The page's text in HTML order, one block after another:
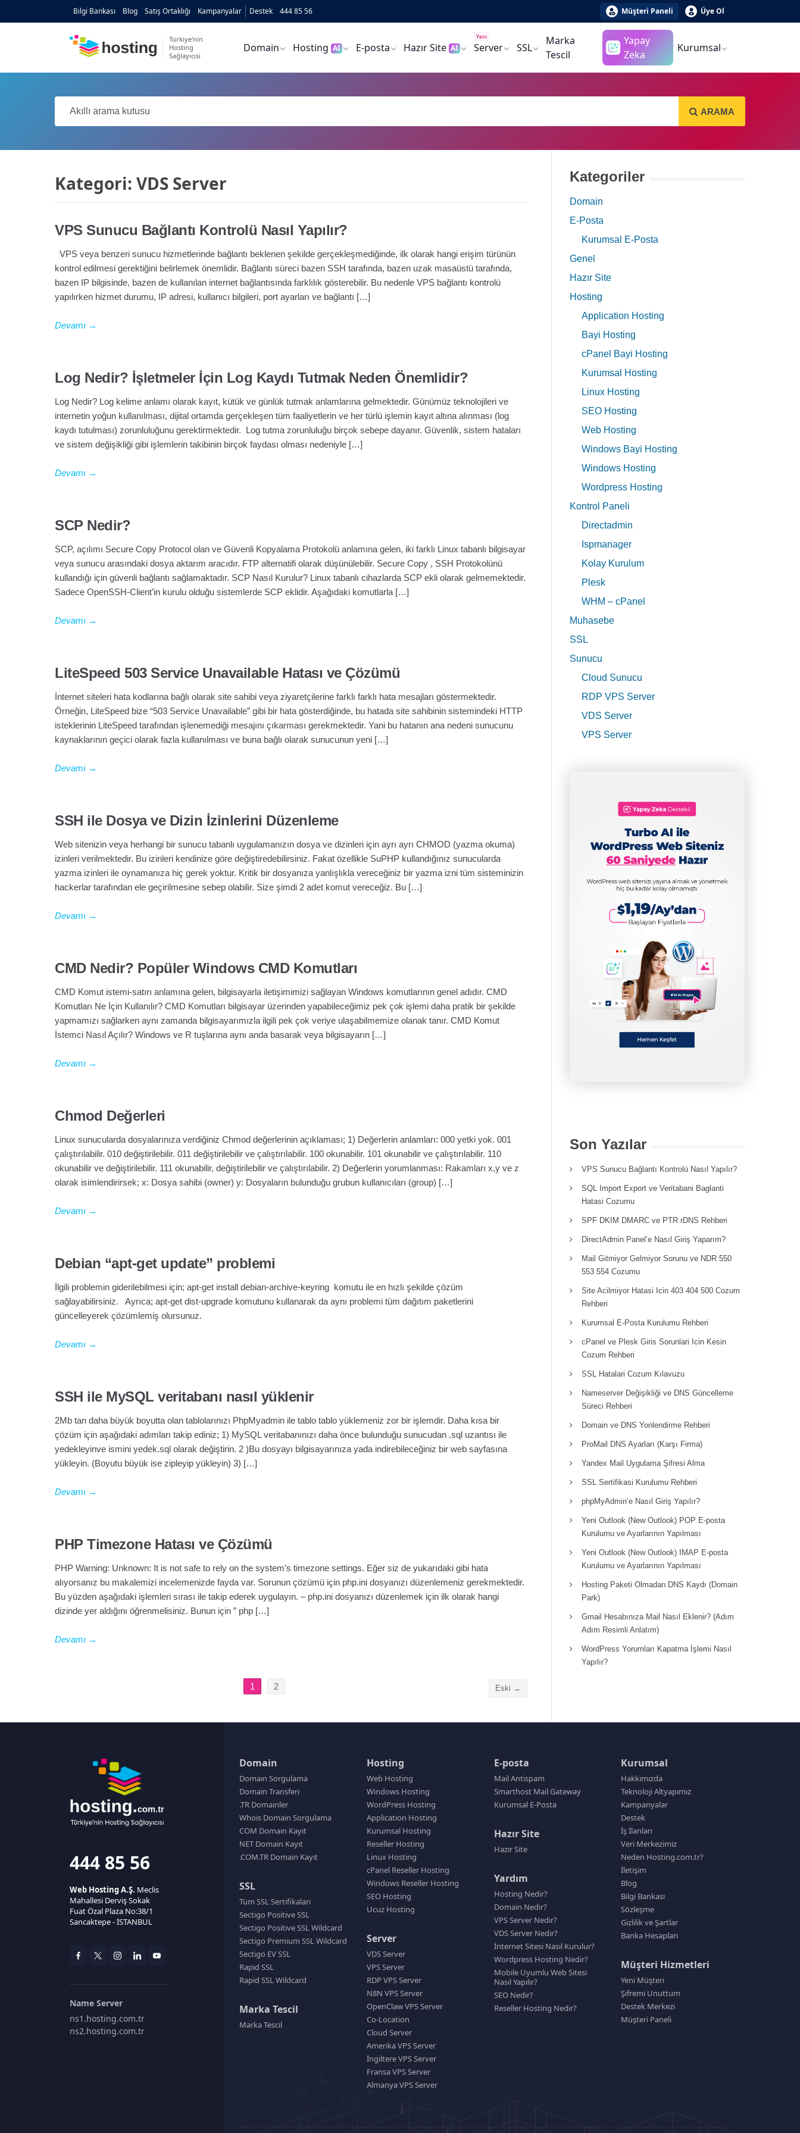
Bilgi Bankası Blog Satış Ortaklığı Kampanyalar Destek 444 85 56 Müşteri Paneli Üye Ol
Türkiye'nin
Hosting
Sağlayıcısı
Domain Hosting AI E-posta Hazır Site AI
Yeni
Server SSL
Marka
Tescil
Yapay
Zeka
Kurumsal
Domain
Hazır Site
Marka Tescil
Yapay Zeka
Kurumsal
Müşteri Giriş
Yeni Kayıt
ARAMA
Kategori: VDS Server
VPS Sunucu Bağlantı Kontrolü Nasıl Yapılır?
VPS veya benzeri sunucu hizmetlerinde bağlantı beklenen şekilde gerçekleşmediğinde, ilk olarak hangi erişim türünün
kontrol edilmesi gerektiğini belirlemek önemlidir. Bağlantı süreci bazen SSH tarafında, bazen uzak masaüstü tarafında,
bazen IP bilgisinde, bazen de kullanılan internet bağlantısında farklılık gösterebilir. Bu nedenle VPS bağlantı kontrolü
yapılırken hizmet durumu, IP adresi, kullanıcı bilgileri, port ayarları ve bağlantı […]
Devamı →
Log Nedir? İşletmeler İçin Log Kaydı Tutmak Neden Önemlidir?
Log Nedir? Log kelime anlamı olarak kayıt, kütük ve günlük tutmak anlamlarına gelmektedir. Günümüz teknolojileri ve
internetin yoğun kullanılması, dijital ortamda gerçekleşen tüm faaliyetlerin ve her türlü işlemin kayıt altına alınması (log
kaydı tutulması) zorunluluğunu gerektirmektedir. Log tutma zorunluluğu birçok sebepe dayanır. Güvenlik, sistem hataları
ve sistem değişikliği gibi işlemlerin takibinin birçok faydası olması nedeniyle […]
Devamı →
SCP Nedir?
SCP, açılımı Secure Copy Protocol olan ve Güvenli Kopyalama Protokolü anlamına gelen, iki farklı Linux tabanlı bilgisayar
veya sunucu arasındaki dosya aktarım aracıdır. FTP alternatifi olarak düşünülebilir. Secure Copy , SSH Protokolünü
kullandığı için güvenli bağlantı sağlamaktadır. SCP Nasıl Kurulur? Linux tabanlı cihazlarda SCP ekli olarak gelmemektedir.
Sadece OpenSSH-Client’in kurulu olduğu sistemlerde SCP eklidir. Aşağıdaki komutlarla […]
Devamı →
LiteSpeed 503 Service Unavailable Hatası ve Çözümü
İnternet siteleri hata kodlarına bağlı olarak site sahibi veya ziyaretçilerine farklı farklı hata mesajları göstermektedir.
Örneğin, LiteSpeed bize “503 Service Unavailable” gibi bir hata gösterdiğinde, bu hatada site sahibinin sistemindeki HTTP
isteklerinin LiteSpeed tarafından işlenemediği mesajını çıkarması gerekmektedir. Yani bu hatanın ana nedeni sunucunu
kaynaklarının geçici olarak fazla kullanılması ve buna bağlı olarak sunucunun yeni […]
Devamı →
SSH ile Dosya ve Dizin İzinlerini Düzenleme
Web sitenizin veya herhangi bir sunucu tabanlı uygulamanızın dosya ve dizinleri için ayrı ayrı CHMOD (yazma okuma)
izinleri verilmektedir. Bu izinleri kendinize göre değiştiredebilirsiniz. Fakat özellikle SuPHP kullandığınız sunucularda
yazma izinleri ile oynamanıza hiç gerek yoktur. Kritik bir dosyanıza yanlışlıkla vereceğiniz bir yazma izni tüm sisteminizin
hackerlar tarafından ele geçirilmesine sebep olabilir. Size şimdi 2 adet komut vereceğiz. Bu […]
Devamı →
CMD Nedir? Popüler Windows CMD Komutları
CMD Komut istemi-satırı anlamına gelen, bilgisayarla iletişimimizi sağlayan Windows komutlarının genel adıdır. CMD
Komutları Ne İçin Kullanılır? CMD Komutları bilgisayar üzerinden yapabileceğimiz pek çok işlemi daha pratik bir şekilde
yapmamızı sağlarken aynı zamanda bilgisayarımızla ilgili pek çok veriye ulaşabilmemize olanak tanır. CMD Komut
İstemci Nasıl Açılır? Windows ve R tuşlarına aynı anda basarak veya bilgisayarın […]
Devamı →
Chmod Değerleri
Linux sunucularda dosyalarınıza verdiğiniz Chmod değerlerinin açıklaması; 1) Değerlerin anlamları: 000 yetki yok. 001
çalıştırılabilir. 010 değiştirilebilir. 011 değiştirilebilir ve çalıştırılabilir. 100 okunabilir. 101 okunabilir ve çalıştırılabilir. 110
okunabilir ve değiştirilebilir. 111 okunabilir, değiştirilebilir ve çalıştırılabilir. 2) Değerlerin yorumlanması: Rakamları x,y ve z
olarak isimlendirirsek; x: Dosya sahibi (owner) y: Dosyaların bulunduğu grubun kullanıcıları (group) […]
Devamı →
Debian “apt-get update” problemi
İlgili problemin giderilebilmesi için; apt-get install debian-archive-keyring komutu ile en hızlı şekilde çözüm
sağlayabilirsiniz. Ayrıca; apt-get dist-upgrade komutunu kullanarak da aynı problemi tüm dağıtım paketlerini
güncelleyerek çözümlemiş olursunuz.
Devamı →
SSH ile MySQL veritabanı nasıl yüklenir
2Mb tan daha büyük boyutta olan tablolarınızı PhpMyadmin ile tablo tablo yüklemeniz zor bir işlemdir. Daha kısa bir
çözüm için aşağıdaki adımları takip ediniz; 1) MySQL veritabanınızı daha önce bulunduğu sunucudan .sql uzantısı ile
yedekleyinve ismini yedek.sql olarak değiştirin. 2 )Bu dosyayı bilgisayarınıza yada indirebileceğiniz bir web sayfasına
yükleyin. (Boyutu büyük ise zipleyip yükleyin) 3) […]
Devamı →
PHP Timezone Hatası ve Çözümü
PHP Warning: Unknown: It is not safe to rely on the system’s timezone settings. Eğer siz de yukarıdaki gibi hata
alıyorsanız bu makalemizi incelemenizde fayda var. Sorunun çözümü için php.ini dosyanızı düzenlemeniz gerekmektedir.
Bu yüzden aşağıdaki işlemleri sırası ile takip ederek uygulayın. – php.ini dosyanızı düzenlemek için ilk olarak hangi
dizinde yer aldığını öğrenmelisiniz. Bunun için ” php […]
Devamı →
1 2 Eski →
Kategoriler
Domain
E-Posta
Kurumsal E-Posta
Genel
Hazır Site
Hosting
Application Hosting
Bayi Hosting
cPanel Bayi Hosting
Kurumsal Hosting
Linux Hosting
SEO Hosting
Web Hosting
Windows Bayi Hosting
Windows Hosting
Wordpress Hosting
Kontrol Paneli
Directadmin
Ispmanager
Kolay Kurulum
Plesk
WHM – cPanel
Muhasebe
SSL
Sunucu
Cloud Sunucu
RDP VPS Server
VDS Server
VPS Server
Son Yazılar
VPS Sunucu Bağlantı Kontrolü Nasıl Yapılır?
SQL Import Export ve Veritabani Baglanti
Hatasi Cozumu
SPF DKIM DMARC ve PTR rDNS Rehberi
DirectAdmin Panel’e Nasıl Giriş Yaparım?
Mail Gitmiyor Gelmiyor Sorunu ve NDR 550
553 554 Cozumu
Site Acilmiyor Hatasi Icin 403 404 500 Cozum
Rehberi
Kurumsal E-Posta Kurulumu Rehberi
cPanel ve Plesk Giris Sorunlari Icin Kesin
Cozum Rehberi
SSL Hatalari Cozum Kılavuzu
Nameserver Değişikliği ve DNS Güncelleme
Süreci Rehberi
Domain ve DNS Yonlendirme Rehberi
ProMail DNS Ayarları (Karşı Firma)
Yandex Mail Uygulama Şifresi Alma
SSL Sertifikasi Kurulumu Rehberi
phpMyAdmin’e Nasıl Giriş Yapılır?
Yeni Outlook (New Outlook) POP E-posta
Kurulumu ve Ayarlarının Yapılması
Yeni Outlook (New Outlook) IMAP E-posta
Kurulumu ve Ayarlarının Yapılması
Hosting Paketi Olmadan DNS Kaydı (Domain
Park)
Gmail Hesabınıza Mail Nasıl Eklenir? (Adım
Adım Resimli Anlatım)
WordPress Yorumları Kapatma İşlemi Nasıl
Yapılır?
444 85 56
Web Hosting A.Ş. Meclis
Mahallesi Derviş Sokak
Fuat Özal Plaza No:38/1
Sancaktepe - İSTANBUL
Name Server
ns1.hosting.com.tr
ns2.hosting.com.tr
Domain
Domain Sorgulama
Domain Transferi
.TR Domainler
Whois Domain Sorgulama
COM Domain Kayıt
NET Domain Kayıt
.COM.TR Domain Kayıt
SSL
Tüm SSL Sertifikaları
Sectigo Positive SSL
Sectigo Positive SSL Wildcard
Sectigo Premium SSL Wildcard
Sectigo EV SSL
Rapid SSL
Rapid SSL Wildcard
Marka Tescil
Marka Tescil
Hosting
Web Hosting
Windows Hosting
WordPress Hosting
Application Hosting
Kurumsal Hosting
Reseller Hosting
Linux Hosting
cPanel Reseller Hosting
Windows Reseller Hosting
SEO Hosting
Ucuz Hosting
Server
VDS Server
VPS Server
RDP VPS Server
N8N VPS Server
OpenClaw VPS Server
Co-Location
Cloud Server
Amerika VPS Server
İngiltere VPS Server
Fransa VPS Server
Almanya VPS Server
E-posta
Mail Antispam
Smarthost Mail Gateway
Kurumsal E-Posta
Hazır Site
Hazır Site
Yardım
Hosting Nedir?
Domain Nedir?
VPS Server Nedir?
VDS Server Nedir?
İnternet Sitesi Nasıl Kurulur?
Wordpress Hosting Nedir?
Mobile Uyumlu Web Sitesi
Nasıl Yapılır?
SEO Nedir?
Reseller Hosting Nedir?
Kurumsal
Hakkımızda
Teknoloji Altyapımız
Kampanyalar
Destek
İş İlanları
Veri Merkezimiz
Neden Hosting.com.tr?
İletişim
Blog
Bilgi Bankası
Sözleşme
Gizlilik ve Şartlar
Banka Hesapları
Müşteri Hizmetleri
Yeni Müşteri
Şifremi Unuttum
Destek Merkezi
Müşteri Paneli